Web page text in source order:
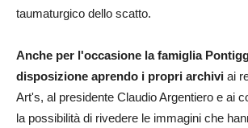
taumaturgico dello scatto.
Anche per l'occasione la famiglia
disposizione aprendo i propri archivi ai
Art's, al presidente Claudio Argentiero e ai
la possibilità di rivedere le immagini che